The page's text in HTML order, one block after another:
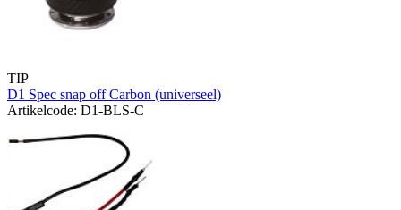
TIP
D1 Spec snap off Carbon (universeel)
Artikelcode: D1-BLS-C